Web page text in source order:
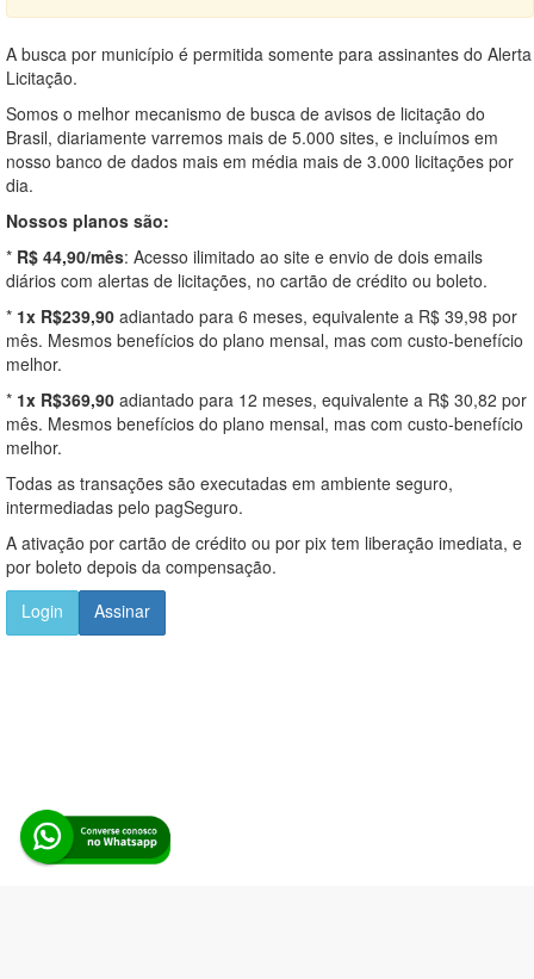
A busca por município é permitida somente para assinantes do Alerta
Licitação.
Somos o melhor mecanismo de busca de avisos de licitação do
Brasil, diariamente varremos mais de 5.000 sites, e incluímos em
nosso banco de dados mais em média mais de 3.000 licitações por
dia.
Nossos planos são:
* R$ 44,90/mês: Acesso ilimitado ao site e envio de dois emails
diários com alertas de licitações, no cartão de crédito ou boleto.
* 1x R$239,90 adiantado para 6 meses, equivalente a R$ 39,98 por
mês. Mesmos benefícios do plano mensal, mas com custo-benefício
melhor.
* 1x R$369,90 adiantado para 12 meses, equivalente a R$ 30,82 por
mês. Mesmos benefícios do plano mensal, mas com custo-benefício
melhor.
Todas as transações são executadas em ambiente seguro,
intermediadas pelo pagSeguro.
A ativação por cartão de crédito ou por pix tem liberação imediata, e
por boleto depois da compensação.
Login
Assinar